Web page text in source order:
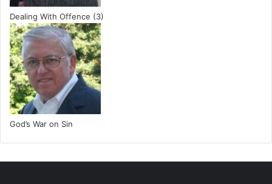
Dealing With Offence (3)
God’s War on Sin